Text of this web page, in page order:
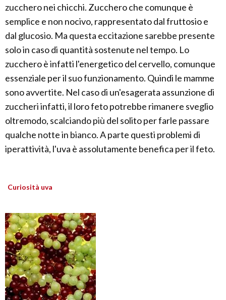
zucchero nei chicchi. Zucchero che comunque è
semplice e non nocivo, rappresentato dal fruttosio e
dal glucosio. Ma questa eccitazione sarebbe presente
solo in caso di quantità sostenute nel tempo. Lo
zucchero è infatti l'energetico del cervello, comunque
essenziale per il suo funzionamento. Quindi le mamme
sono avvertite. Nel caso di un'esagerata assunzione di
zuccheri infatti, il loro feto potrebbe rimanere sveglio
oltremodo, scalciando più del solito per farle passare
qualche notte in bianco. A parte questi problemi di
iperattività, l'uva è assolutamente benefica per il feto.
Curiosità uva